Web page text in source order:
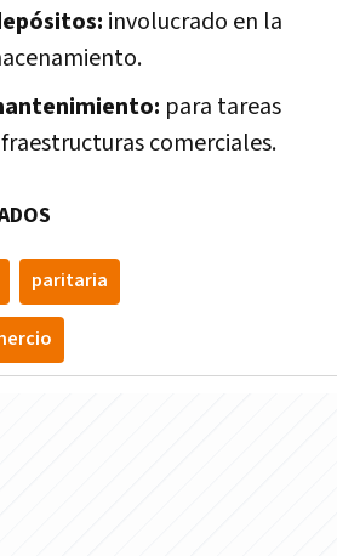
involucrado en la
para tareas
comerciales.
paritaria